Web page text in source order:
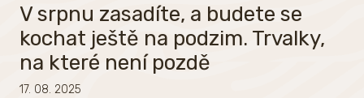
V srpnu zasadíte, a budete se
kochat ještě na podzim. Trvalky,
na které není pozdě
17. 08. 2025